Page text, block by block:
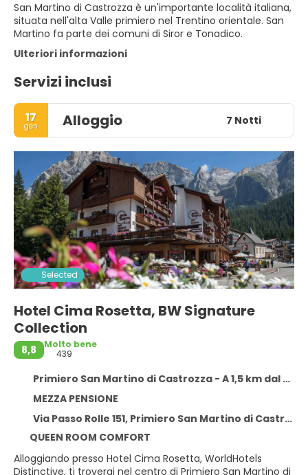
San Martino di Castrozza è un'importante località italiana,
situata nell'alta Valle primiero nel Trentino orientale. San
Martino fa parte dei comuni di Siror e Tonadico.
Ulteriori informazioni
Servizi inclusi
17
gen Alloggio 7 Notti
Selected
Hotel Cima Rosetta, BW Signature
Collection
8,8
Molto bene
439
Primiero San Martino di Castrozza - A 1,5 km dal centro
MEZZA PENSIONE
Via Passo Rolle 151, Primiero San Martino di Castrozza 38054
QUEEN ROOM COMFORT
Alloggiando presso Hotel Cima Rosetta, WorldHotels
Distinctive, ti troverai nel centro di Primiero San Martino di